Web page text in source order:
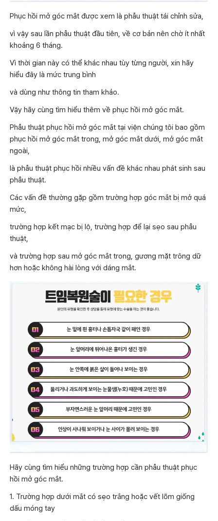
Phục hồi mở góc mắt được xem là phẫu thuật tái chỉnh sửa,
vì vậy sau lần phẫu thuật đầu tiên, về cơ bản nên chờ ít nhất
khoảng 6 tháng.
Vì thời gian này có thể khác nhau tùy từng người, xin hãy
hiểu đây là mức trung bình
và dùng như thông tin tham khảo.
Vậy hãy cùng tìm hiểu thêm về phục hồi mở góc mắt.
Phẫu thuật phục hồi mở góc mắt tại viện chúng tôi bao gồm
phục hồi mở góc mắt trong, mở góc mắt dưới, mở góc mắt
ngoài,
là phẫu thuật phục hồi nhiều vấn đề khác nhau phát sinh sau
phẫu thuật.
Các vấn đề thường gặp gồm trường hợp góc mắt bị mở quá
mức,
trường hợp kết mạc bị lộ, trường hợp để lại sẹo sau phẫu
thuật,
và trường hợp sau mở góc mắt trong, gương mặt trông dữ
hơn hoặc không hài lòng với dáng mắt.
Hãy cùng tìm hiểu những trường hợp cần phẫu thuật phục
hồi mở góc mắt.
1. Trường hợp dưới mắt có sẹo trắng hoặc vết lõm giống
dấu móng tay